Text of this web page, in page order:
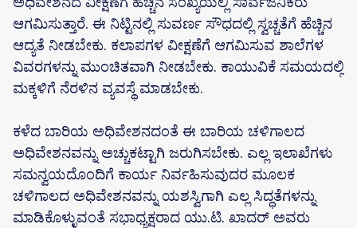
ಆಗಮಿಸುತ್ತಾರೆ. ಈ ನಿಟ್ಟಿನಲ್ಲಿ ಸುವರ್ಣ ಸೌಧದಲ್ಲಿ ಸ್ವಚ್ಚತೆಗೆ ಹೆಚ್ಚಿನ
ಆದ್ಯತೆ ನೀಡಬೇಕು. ಕಲಾಪಗಳ‌ ವೀಕ್ಷಣೆಗೆ ಆಗಮಿಸುವ ಶಾಲೆಗಳ
ವಿವರಗಳನ್ನು‌ ಮುಂಚಿತವಾಗಿ ನೀಡಬೇಕು. ಕಾಯುವಿಕೆ ಸಮಯದಲ್ಲಿ‌
ಮಕ್ಕಳಿಗೆ ನೆರಳಿನ ವ್ಯವಸ್ಥೆ ಮಾಡಬೇಕು.
ಕಳೆದ ಬಾರಿಯ ಅಧಿವೇಶನದಂತೆ ಈ ಬಾರಿಯ ಚಳಿಗಾಲದ
ಅಧಿವೇಶನವನ್ನು ಅಚ್ಚುಕಟ್ಟಾಗಿ ಜರುಗಿಸಬೇಕು.‌ ಎಲ್ಲ ಇಲಾಖೆಗಳು
ಸಮನ್ವಯದೊಂದಿಗೆ ಕಾರ್ಯ ನಿರ್ವಹಿಸುವುದರ‌ ಮೂಲಕ
ಚಳಿಗಾಲದ ಅಧಿವೇಶನವನ್ನು ಯಶಸ್ವಿಗಾಗಿ ಎಲ್ಲ‌ ಸಿದ್ಧತೆಗಳನ್ನು
ಮಾಡಿಕೊಳ್ಳುವಂತೆ ಸಭಾಧ್ಯಕ್ಷರಾದ ಯು.ಟಿ. ಖಾದರ್ ಅವರು